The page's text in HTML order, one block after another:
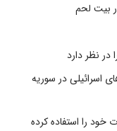
بیت‌ لحم
اسرائیلی در سوریه
خود را استفاده کرده